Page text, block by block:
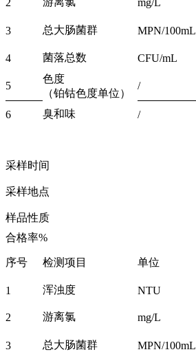
3 总大肠菌群 MPN/100mL
4 菌落总数 CFU/mL
5
色度
/
（铂钴色度单位）
6
臭和味 /
采样时间
采样地点
样品性质
合格率%
序号 检测项目 单位
1 浑浊度 NTU
2 游离氯 mg/L
3 总大肠菌群 MPN/100mL